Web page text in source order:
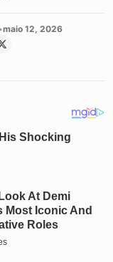
•maio 12, 2026